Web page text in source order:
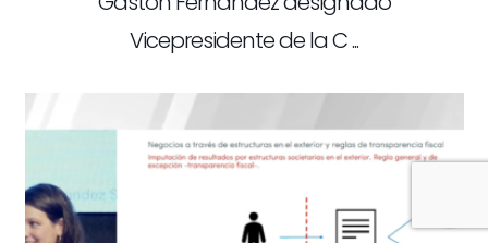
Vicepresidente de la C ...